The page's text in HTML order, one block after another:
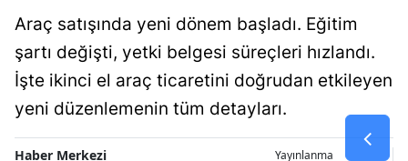
Konya
Kütahya
Malatya
Manisa
Araç satışında yeni dönem başladı. Eğitim
şartı değişti, yetki belgesi süreçleri hızlandı.
İşte ikinci el araç ticaretini doğrudan etkileyen
yeni düzenlemenin tüm detayları.
Haber Merkezi
Yayınlanma